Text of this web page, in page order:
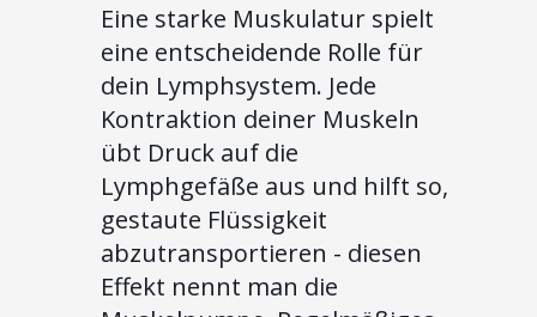
Eine starke Muskulatur spielt
eine entscheidende Rolle für
dein Lymphsystem. Jede
Kontraktion deiner Muskeln
übt Druck auf die
Lymphgefäße aus und hilft so,
gestaute Flüssigkeit
abzutransportieren - diesen
Effekt nennt man die